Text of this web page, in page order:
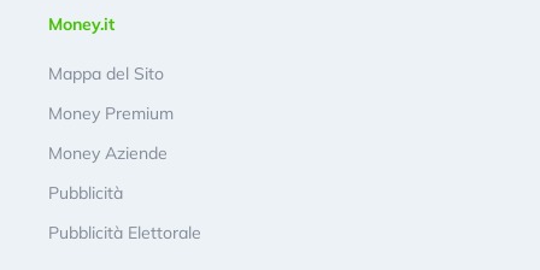
Money.it
Mappa del Sito
Money Premium
Money Aziende
Pubblicità
Pubblicità Elettorale